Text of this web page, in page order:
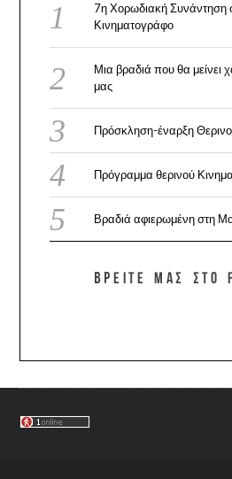
7η Χορωδιακή Συνάντηση
Κινηματογράφο
Μια βραδιά που θα μείνει
μας
Πρόσκληση-έναρξη
Πρόγραμμα θερινού
Βραδιά αφιερωμένη στη
ΒΡΕΊΤΕ ΜΑΣ ΣΤΟ